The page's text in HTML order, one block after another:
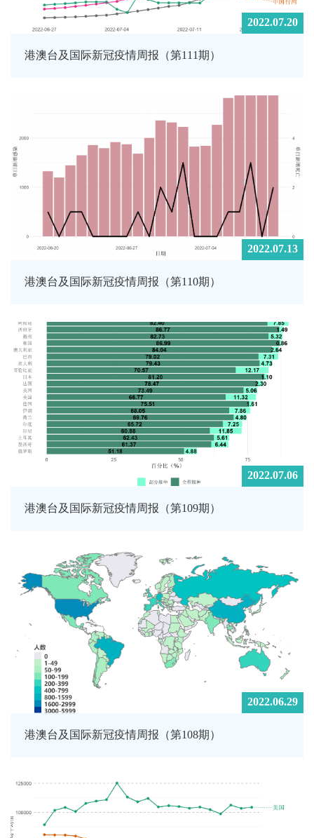
2022.07.20
港澳台及国际新冠疫情周报（第111期）
2022.07.13
港澳台及国际新冠疫情周报（第110期）
2022.07.06
港澳台及国际新冠疫情周报（第109期）
2022.06.29
港澳台及国际新冠疫情周报（第108期）